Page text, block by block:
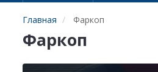
Главная Фаркоп
Фаркоп